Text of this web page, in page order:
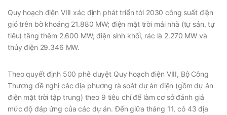
Quy hoạch điện VIII xác định phát triển tới 2030 công suất điện
gió trên bờ khoảng 21.880 MW; điện mặt trời mái nhà (tự sản, tự
tiêu) tăng thêm 2.600 MW; điện sinh khối, rác là 2.270 MW và
thủy điện 29.346 MW.
Theo quyết định 500 phê duyệt Quy hoạch điện VIII, Bộ Công
Thương đề nghị các địa phương rà soát dự án điện (gồm dự án
điện mặt trời tập trung) theo 9 tiêu chí để làm cơ sở đánh giá
mức độ đáp ứng của các dự án. Đến giữa tháng 11, có 43 địa